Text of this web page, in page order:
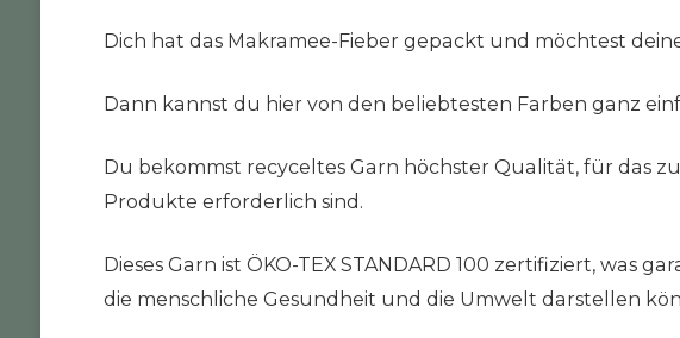
Dich hat das Makramee-Fieber gepackt und möchtest
Dann kannst du hier von den beliebtesten Farben ganz
Du bekommst recyceltes Garn höchster Qualität, für das
Produkte erforderlich sind.
Dieses Garn ist ÖKO-TEX STANDARD 100 zertifiziert, was
die menschliche Gesundheit und die Umwelt darstellen